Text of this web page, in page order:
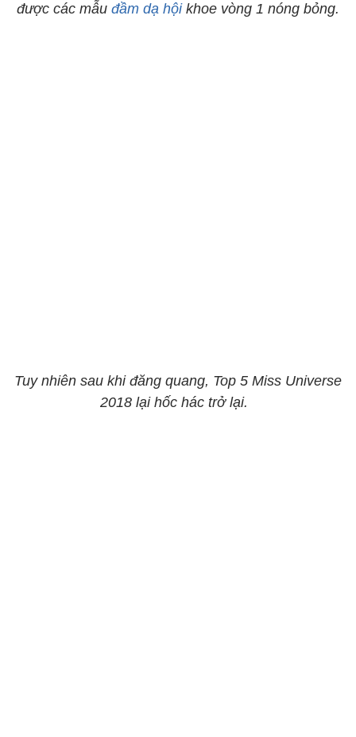
được các mẫu đầm dạ hộikhoe vòng 1 nóng bỏng.
Tuy nhiên sau khi đăng quang, Top 5 Miss Universe
2018 lại hốc hác trở lại.